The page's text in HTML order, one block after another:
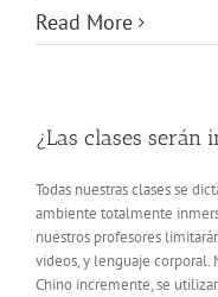
Read More
¿Las clases serán
Todas nuestras clases se
ambiente totalmente
nuestros profesores
videos, y lenguaje
Chino incremente, se